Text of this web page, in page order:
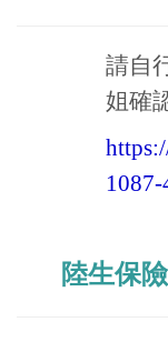
請自
姐確
陸生保